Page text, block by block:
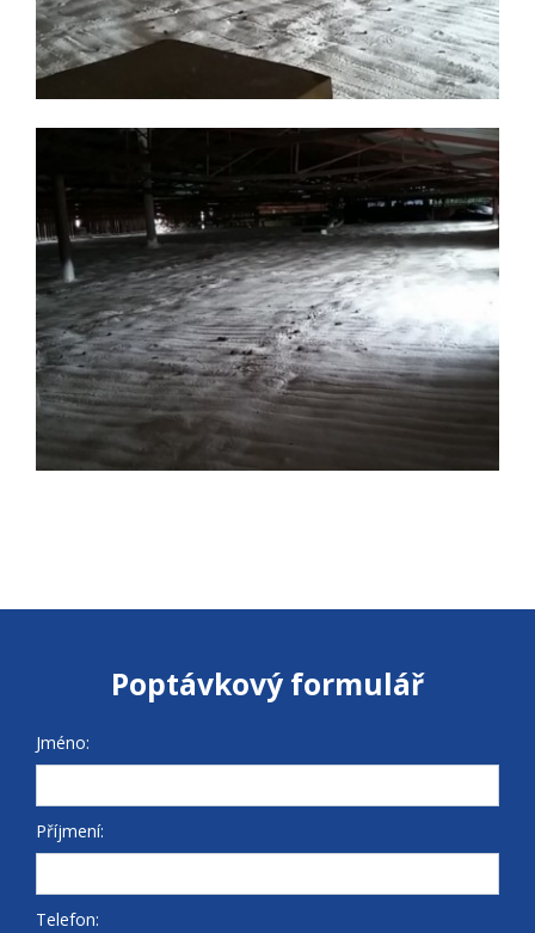
Poptávkový formulář
Jméno:
Příjmení:
Telefon: